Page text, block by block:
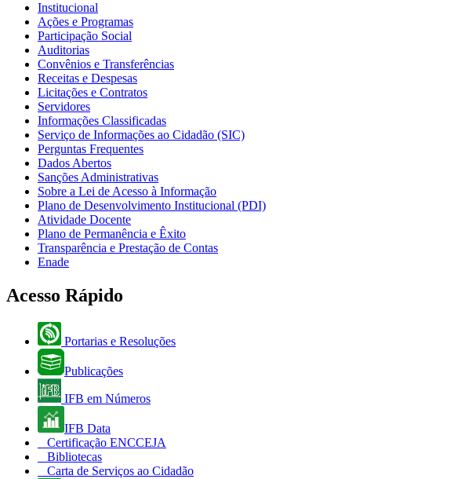
Institucional
Ações e Programas
Participação Social
Auditorias
Convênios e Transferências
Receitas e Despesas
Licitações e Contratos
Servidores
Informações Classificadas
Serviço de Informações ao Cidadão (SIC)
Perguntas Frequentes
Dados Abertos
Sanções Administrativas
Sobre a Lei de Acesso à Informação
Plano de Desenvolvimento Institucional (PDI)
Atividade Docente
Plano de Permanência e Êxito
Transparência e Prestação de Contas
Enade
Acesso Rápido
Portarias e Resoluções
Publicações
IFB em Números
IFB Data
Certificação ENCCEJA
Bibliotecas
Carta de Serviços ao Cidadão